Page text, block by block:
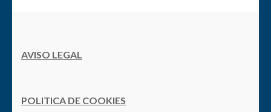
AVISO LEGAL
POLITICA DE COOKIES